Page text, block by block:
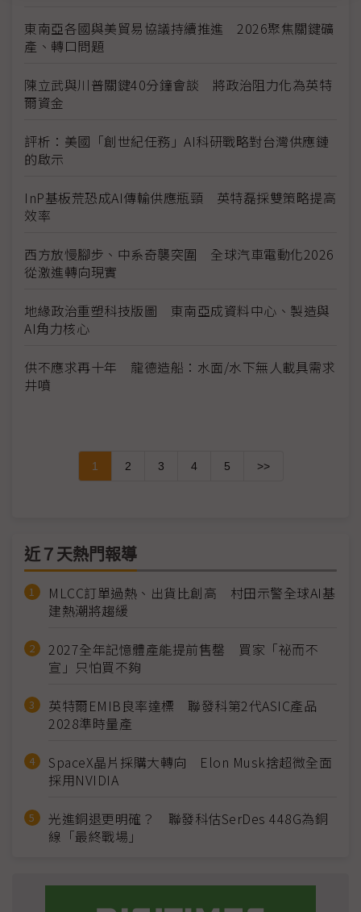
東南亞各國與美貿易協議持續推進 2026聚焦關鍵礦
產、轉口問題
陳立武與川普關鍵40分鐘會談 將政治阻力化為英特
爾資金
評析：美國「創世紀任務」AI科研戰略對台灣供應鏈
的啟示
InP基板荒恐成AI傳輸供應瓶頸 英特磊採雙策略提高
效率
西方放慢腳步、中系奇襲突圍 全球汽車電動化2026
從激進轉向現實
地緣政治重塑科技版圖 東南亞成資料中心、製造與
AI角力核心
供不應求再十年 龍德造船：水面/水下無人載具需求
井噴
1 2 3 4 5 >>
近７天熱門報導
MLCC訂單過熱、出貨比創高 村田示警全球AI基
建熱潮將趨緩
2027全年記憶體產能提前售罄 買家「祕而不
宣」只怕買不夠
英特爾EMIB良率達標 聯發科第2代ASIC產品
2028準時量產
SpaceX晶片採購大轉向 Elon Musk捨超微全面
採用NVIDIA
光進銅退更明確？ 聯發科估SerDes 448G為銅
線「最終戰場」